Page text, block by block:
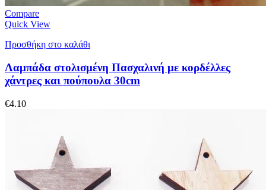
Compare
Quick View
Προσθήκη στο καλάθι
Λαμπάδα στολισμένη Πασχαλινή με κορδέλλες
χάντρες και πούπουλα 30cm
€4.10